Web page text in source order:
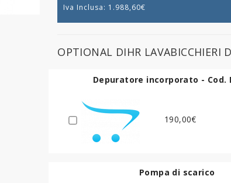
Iva Inclusa: 1.988,60€
OPTIONAL DIHR LAVABICCHIERI
Depuratore incorporato - Cod.
190,00€
Pompa di scarico